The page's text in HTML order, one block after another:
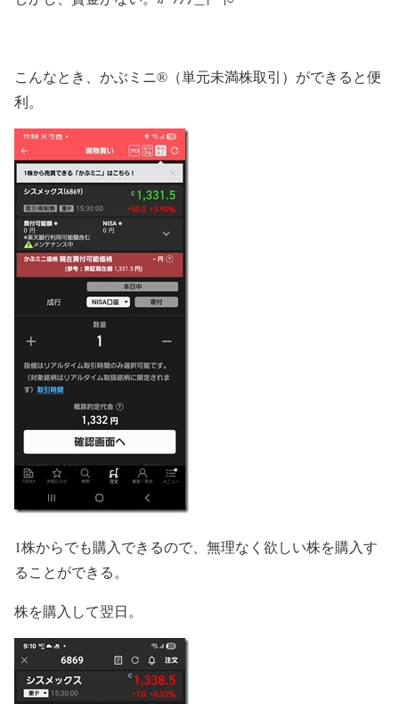
こんなとき、かぶミニ®（単元未満株取引）ができると便
利。
1株からでも購入できるので、無理なく欲しい株を購入す
ることができる。
株を購入して翌日。